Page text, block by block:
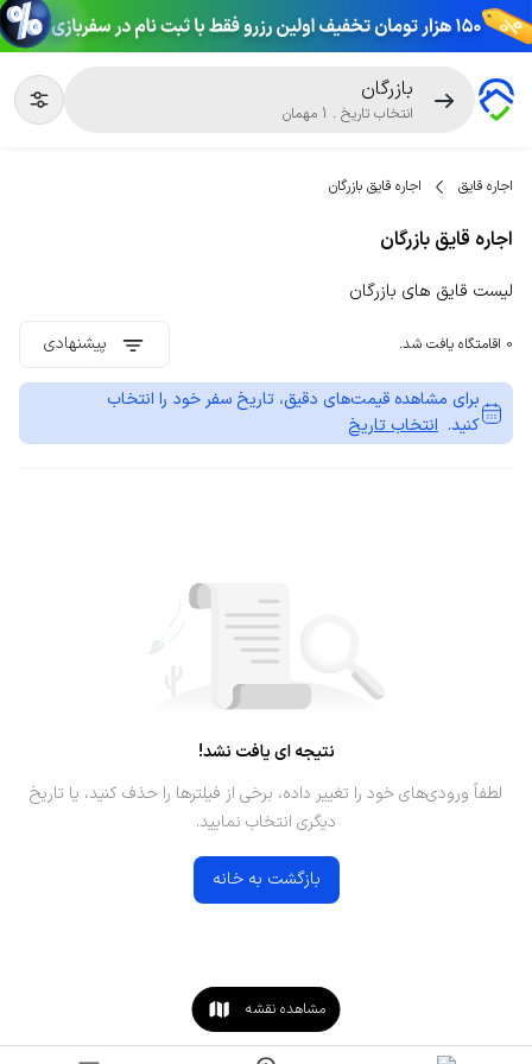
بازرگان
انتخاب تاریخ .
1 مهمان
اجاره قایق اجاره قایق بازرگان
اجاره قایق بازرگان
لیست قایق های بازرگان
0 اقامتگاه یافت شد. پیشنهادی
برای مشاهده قیمت‌های دقیق، تاریخ سفر خود را انتخاب
کنید. انتخاب تاریخ
نتیجه ای یافت نشد!
لطفاً ورودی‌های خود را تغییر داده، برخی از فیلترها را حذف کنید، یا تاریخ
دیگری انتخاب نمایید.
بازگشت به خانه
مشاهده نقشه